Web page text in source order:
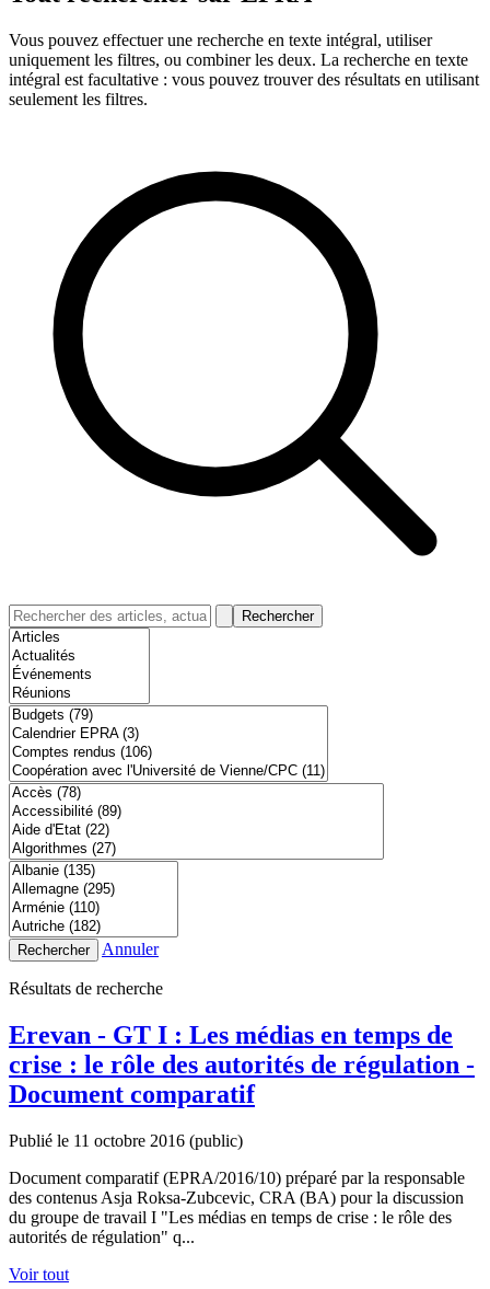
Vous pouvez effectuer une recherche en texte intégral, utiliser
uniquement les filtres, ou combiner les deux. La recherche en texte
intégral est facultative : vous pouvez trouver des résultats en utilisant
seulement les filtres.
Rechercher
Rechercher Annuler
Résultats de recherche
Erevan - GT I : Les médias en temps de
crise : le rôle des autorités de régulation -
Document comparatif
Publié le 11 octobre 2016 (public)
Document comparatif (EPRA/2016/10) préparé par la responsable
des contenus Asja Roksa-Zubcevic, CRA (BA) pour la discussion
du groupe de travail I "Les médias en temps de crise : le rôle des
autorités de régulation" q...
Voir tout